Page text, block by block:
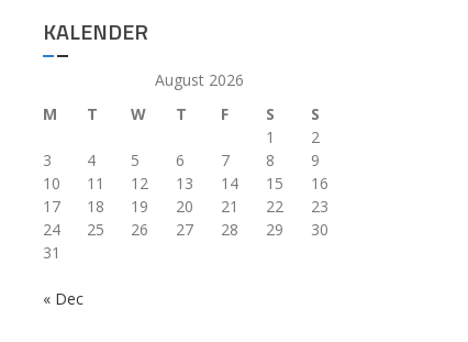
KALENDER
August 2026
M
T W T F S
S
1
2
3
4 5 6 7 8
9
10
11 12 13 14 15
16
17
18 19 20 21 22
23
24
25 26 27 28 29
30
31
« Dec